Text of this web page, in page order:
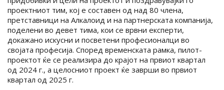
проектниот тим, кој е составен од над 80 члена,
претставници на Алкалоид и на партнерската компанија,
поделени во девет тима, кои се врвни експерти,
докажано искусни и посветени професионалци во
својата професија. Според временската рамка, пилот-
проектот ќе се реализира до крајот на првиот квартал
од 2024 г., а целосниот проект ќе заврши во првиот
квартал од 2025 г.